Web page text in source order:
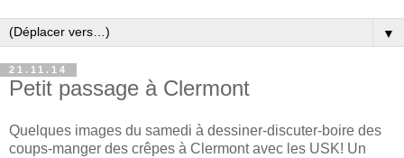
▼
21.11.14
Petit passage à Clermont
Quelques images du samedi à dessiner-discuter-boire des
coups-manger des crêpes à Clermont avec les USK! Un